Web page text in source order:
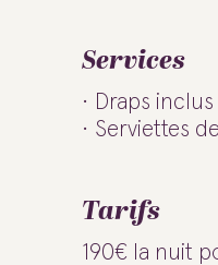
Services
Draps inclus
Serviettes
Tarifs
190€ la nuit